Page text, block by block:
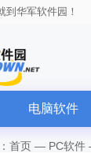
到华军软件园！
电脑软件
首页 — PC软件